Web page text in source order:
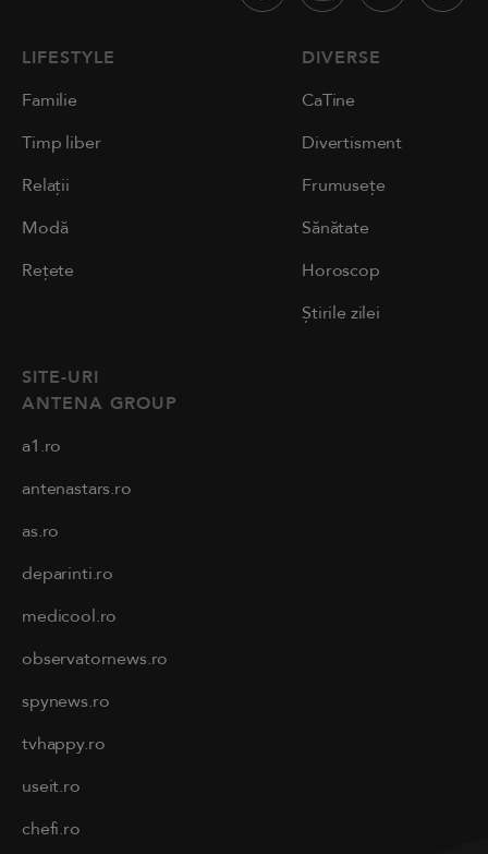
LIFESTYLE
Familie
Timp liber
Relații
Modă
Rețete
DIVERSE
CaTine
Divertisment
Frumusețe
Sănătate
Horoscop
Știrile zilei
SITE-URI
ANTENA GROUP
a1.ro
antenastars.ro
as.ro
deparinti.ro
medicool.ro
observatornews.ro
spynews.ro
tvhappy.ro
useit.ro
chefi.ro